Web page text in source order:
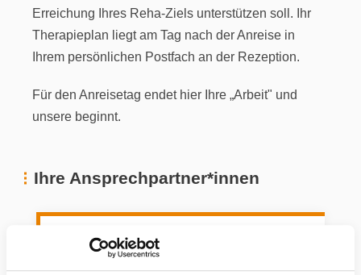
Erreichung Ihres Reha-Ziels unterstützen soll. Ihr
Therapieplan liegt am Tag nach der Anreise in
Ihrem persönlichen Postfach an der Rezeption.
Für den Anreisetag endet hier Ihre „Arbeit" und
unsere beginnt.
Ihre Ansprechpartner*innen